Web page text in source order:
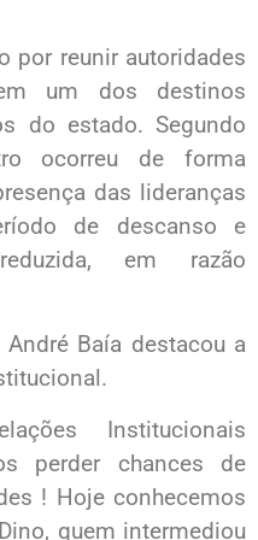
por reunir autoridades
um dos destinos
do estado. Segundo
ocorreu de forma
das lideranças
de descanso e
em razão
Baía destacou a
Institucionais
perder chances de
! Hoje conhecemos
quem intermediou